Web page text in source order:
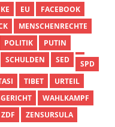
EU
FACEBOOK
MENSCHENRECHTE
POLITIK
PUTIN
SCHULDEN SED
SPD
TIBET
URTEIL
WAHLKAMPF
ZDF ZENSURSULA